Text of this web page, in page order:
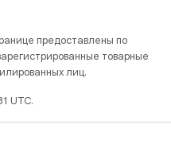
предоставлены по
товарные
лиц.
UTC.